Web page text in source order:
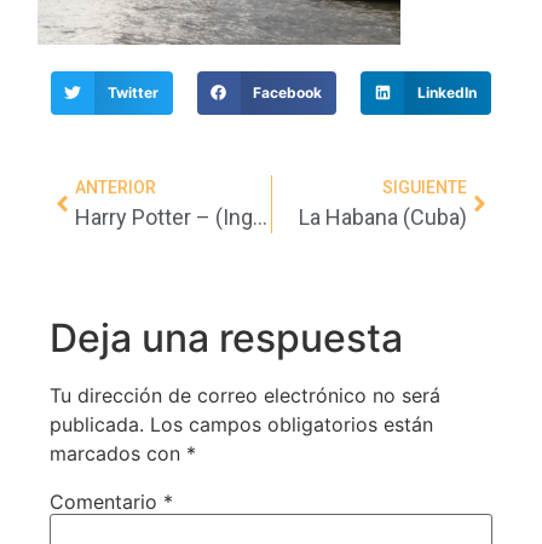
Twitter Facebook LinkedIn
ANTERIOR
Harry Potter – (Inglaterra)
SIGUIENTE
La Habana (Cuba)
Deja una respuesta
Tu dirección de correo electrónico no será
publicada. Los campos obligatorios están
marcados con *
Comentario *